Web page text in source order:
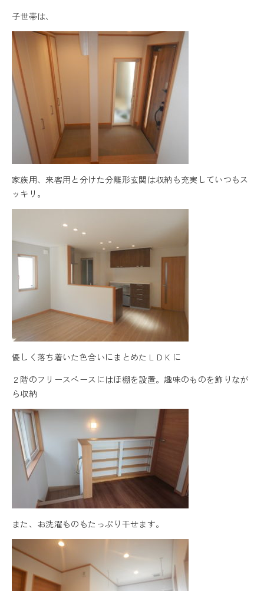
子世帯は、
家族用、来客用と分けた分離形玄関は収納も充実していつもス
ッキリ。
優しく落ち着いた色合いにまとめたＬＤＫに
２階のフリースペースにはほ棚を設置。趣味のものを飾りなが
ら収納
また、お洗濯ものもたっぷり干せます。